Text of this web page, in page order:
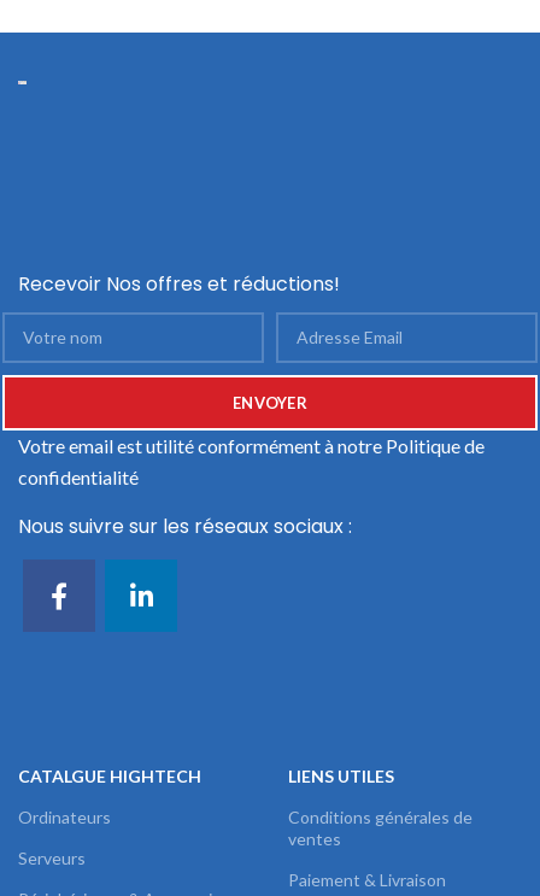
Recevoir Nos offres et réductions!
Votre email est utilité conformément à notre Politique de
confidentialité
Nous suivre sur les réseaux sociaux :
CATALGUE HIGHTECH
Ordinateurs
Serveurs
LIENS UTILES
Conditions générales de
ventes
Paiement & Livraison